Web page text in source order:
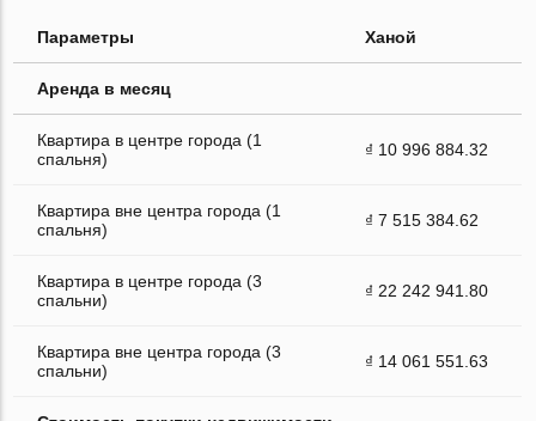
Параметры Ханой
Аренда в месяц
Квартира в центре города (1
спальня)
₫ 10 996 884.32
Квартира вне центра города (1
спальня)
₫ 7 515 384.62
Квартира в центре города (3
спальни)
₫ 22 242 941.80
Квартира вне центра города (3
спальни)
₫ 14 061 551.63